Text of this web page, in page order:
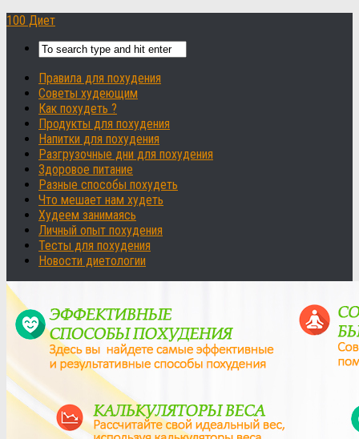
100 Диет
Правила для похудения
Советы худеющим
Как похудеть ?
Продукты для похудения
Напитки для похудения
Разгрузочные дни для похудения
Здоровое питание
Разные способы похудеть
Что мешает нам худеть
Худеем занимаясь
Личный опыт похудения
Тесты для похудения
Новости диетологии